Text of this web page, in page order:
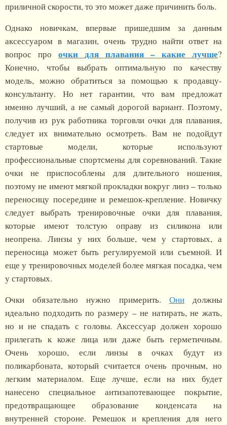
приличной скорости, то это может даже причинить боль.
Однако новичкам, впервые пришедшим за данным
аксессуаром в магазин, очень трудно найти ответ на
вопрос про очки для плавания – какие лучше?
Конечно, чтобы выбрать оптимальную по качеству
модель, можно обратиться за помощью к продавцу-
консультанту. Но нет гарантии, что вам предложат
именно лучший, а не самый дорогой вариант. Поэтому,
получив из рук работника торговли очки для плавания,
следует их внимательно осмотреть. Вам не подойдут
стартовые модели, которые используют
профессиональные спортсмены для соревнований. Такие
очки не приспособлены для длительного ношения,
поэтому не имеют мягкой прокладки вокруг линз – только
переносицу посередине и ремешок-крепление. Новичку
следует выбрать тренировочные очки для плавания,
которые имеют толстую оправу из силикона или
неопрена. Линзы у них больше, чем у стартовых, а
переносица может быть регулируемой или съемной. И
еще у тренировочных моделей более мягкая посадка, чем
у стартовых.
Очки обязательно нужно примерить. Онидолжны
идеально подходить по размеру – не натирать, не жать,
но и не спадать с головы. Аксессуар должен хорошо
прилегать к коже лица или даже быть герметичным.
Очень хорошо, если линзы в очках будут из
поликарбоната, который считается очень прочным, но
легким материалом. Еще лучше, если на них будет
нанесено специальное антизапотевающее покрытие,
предотвращающее образование конденсата на
внутренней стороне. Ремешок и крепления для него